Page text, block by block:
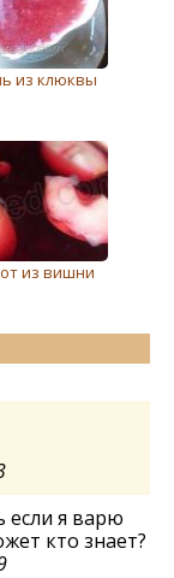
из клюквы
из вишни
я варю
кто знает?